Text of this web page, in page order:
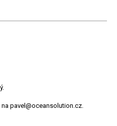
pavel@oceansolution.cz.